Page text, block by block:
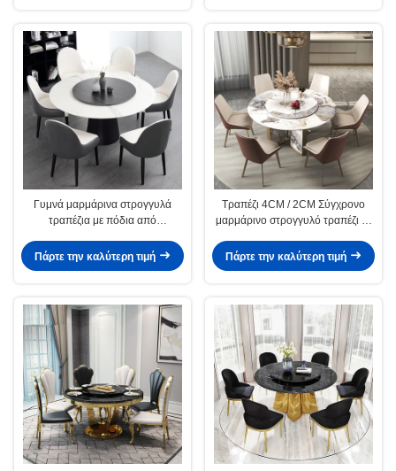
Γυμνά μαρμάρινα στρογγυλά
τραπέζια με πόδια από
Πάρτε την καλύτερη τιμή
Τραπέζι 4CM / 2CM Σύγχρονο
μαρμάρινο στρογγυλό τραπέζι με
Πάρτε την καλύτερη τιμή